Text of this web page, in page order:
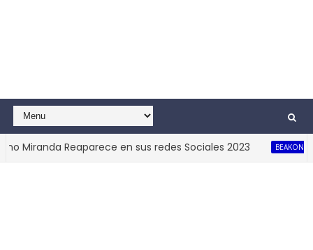
Miranda Reaparece en sus redes Sociales 2023 BEAKONEE